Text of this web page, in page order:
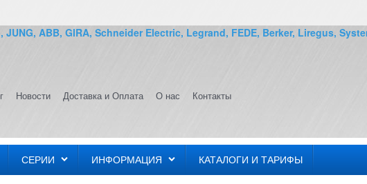
ABB, GIRA, Schneider Electric, Legrand, FEDE, Berker, Liregus,
Новости Доставка и Оплата О нас Контакты
СЕРИИ ИНФОРМАЦИЯ КАТАЛОГИ И ТАРИФЫ